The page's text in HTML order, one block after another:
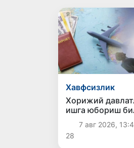
Хавфсизлик
Хорижий
ишга юбориш
боғлиқ
ҳолатлари фош
7 авг 2026,
28